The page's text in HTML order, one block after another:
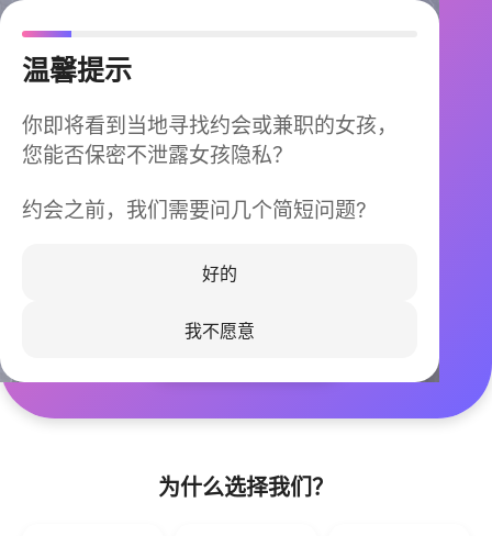
温馨提示
你即将看到当地寻找约会或兼职的女孩，
您能否保密不泄露女孩隐私？
约会之前，我们需要问几个简短问题?
好的
我不愿意
今晚不再孤单
同城快速匹配，马上认识身边的TA
立即下载
为什么选择我们？